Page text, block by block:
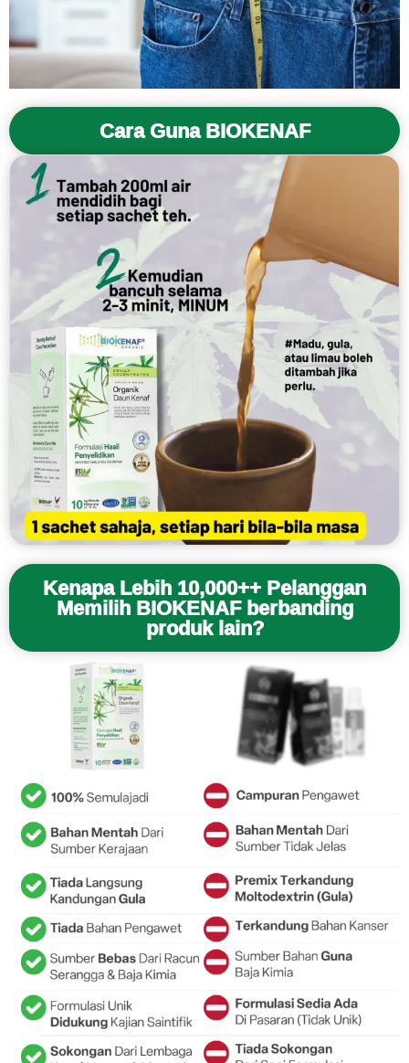
Cara Guna BIOKENAF
Kenapa Lebih 10,000++ Pelanggan
Memilih BIOKENAF berbanding
produk lain?